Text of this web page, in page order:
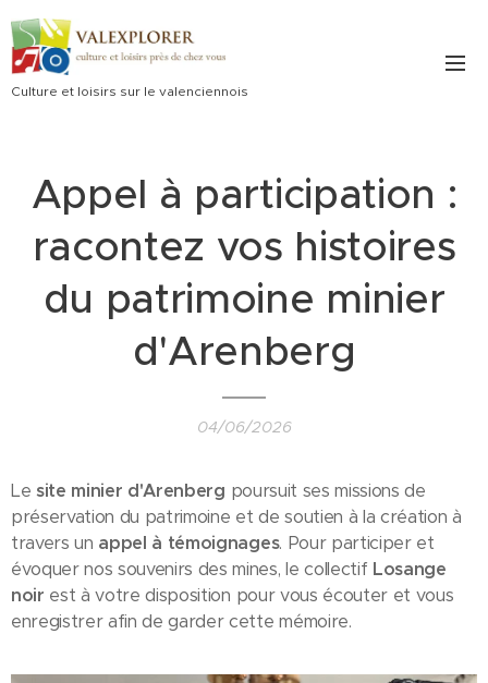
Culture et loisirs sur le valenciennois
Appel à participation :
racontez vos histoires
du patrimoine minier
d'Arenberg
04/06/2026
Lesite minier d'Arenberg poursuit ses missions de
préservation du patrimoine et de soutien à la création à
travers un appel à témoignages. Pour participer et
évoquer nos souvenirs des mines, le collectif Losange
noir est à votre disposition pour vous écouter et vous
enregistrer afin de garder cette mémoire.